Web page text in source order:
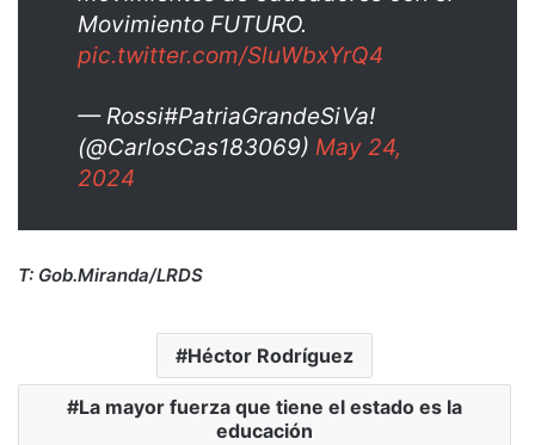
Movimiento FUTURO.
pic.twitter.com/SluWbxYrQ4
— Rossi#PatriaGrandeSiVa!
(@CarlosCas183069) May 24,
2024
T: Gob.Miranda/LRDS
Héctor Rodríguez
La mayor fuerza que tiene el estado es la
educación